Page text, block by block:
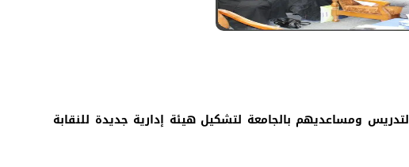
ومساعديهم بالجامعة لتشكيل هيئة إدارية جديدة للنقابة